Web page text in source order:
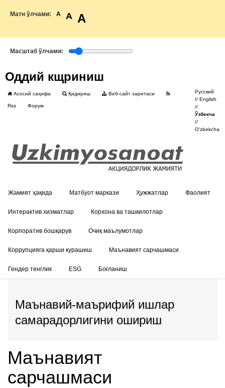
Матн ўлчами: A A A
Масштаб ўлчами:
Оддий кщриниш
Асосий саҳифа Қидириш Веб-сайт харитаси
Rss Форум
Русский
//English
//
Ўзбекча
//
O'zbekcha
Жамият ҳақида Матбуот маркази Ҳужжатлар Фаолият
Интерактив хизматлар Корхона ва ташкилотлар
Корпоратив бошқарув Очиқ маълумотлар
Коррупцияга қарши курашиш Маънавият сарчашмаси
Гендер тенглик ESG Боғланиш
Маънавий-маърифий ишлар
самарадорлигини ошириш
Маънавият
сарчашмаси